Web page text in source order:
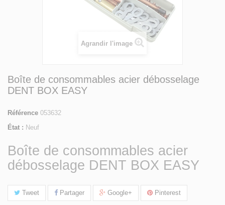
Agrandir l'image
Boîte de consommables acier débosselage
DENT BOX EASY
Référence 053632
État : Neuf
Boîte de consommables acier
débosselage DENT BOX EASY
Tweet Partager Google+ Pinterest